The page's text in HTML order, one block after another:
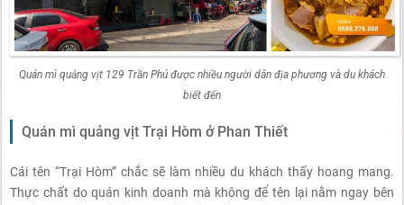
Quán mì quảng vịt 129 Trần Phú được nhiều người dân địa phương và du khách
biết đến
Quán mì quảng vịt Trại Hòm ở Phan Thiết
Cái tên “Trại Hòm” chắc sẽ làm nhiều du khách thấy hoang mang.
Thực chất do quán kinh doanh mà không để tên lại nằm ngay bên